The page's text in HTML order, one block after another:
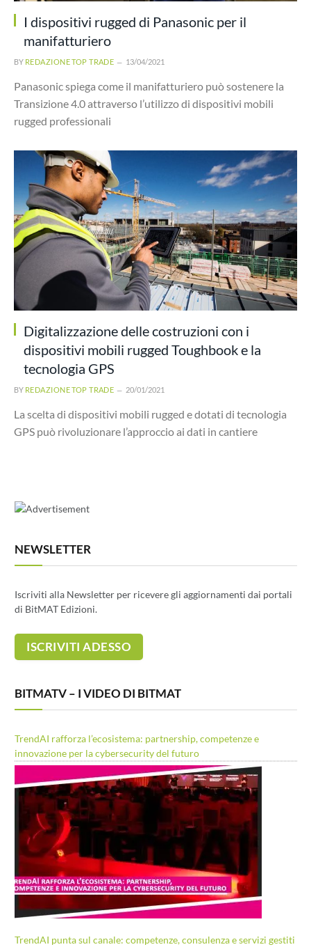
I dispositivi rugged di Panasonic per il
manifatturiero
BY REDAZIONE TOP TRADE 13/04/2021
Panasonic spiega come il manifatturiero può sostenere la
Transizione 4.0 attraverso l’utilizzo di dispositivi mobili
rugged professionali
Digitalizzazione delle costruzioni con i
dispositivi mobili rugged Toughbook e la
tecnologia GPS
BY REDAZIONE TOP TRADE 20/01/2021
La scelta di dispositivi mobili rugged e dotati di tecnologia
GPS può rivoluzionare l’approccio ai dati in cantiere
NEWSLETTER
Iscriviti alla Newsletter per ricevere gli aggiornamenti dai portali
di BitMAT Edizioni.
BITMATV – I VIDEO DI BITMAT
TrendAI rafforza l’ecosistema: partnership, competenze e
innovazione per la cybersecurity del futuro
TrendAI punta sul canale: competenze, consulenza e servizi gestiti